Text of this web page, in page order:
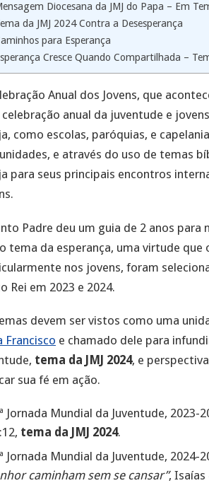
Diocesana da JMJ do Papa – Em
da JMJ 2024 Contra a Desesperança
para Esperança
Cresce Quando Compartilhada –
Anual dos Jovens, que
anual da juventude e
como escolas, paróquias, e
e através do uso de temas
para seus principais encontros
Padre deu um guia de 2 anos
tema da esperança, uma virtude que
nos jovens, foram
Rei em 2023 e 2024.
devem ser vistos como uma
Francisco e chamado dele para
tema da JMJ 2024, e
sua fé em ação.
Jornada Mundial da Juventude, 2023-
tema da JMJ 2024.
Jornada Mundial da Juventude, 2024-
caminham sem se cansar”, Isaías